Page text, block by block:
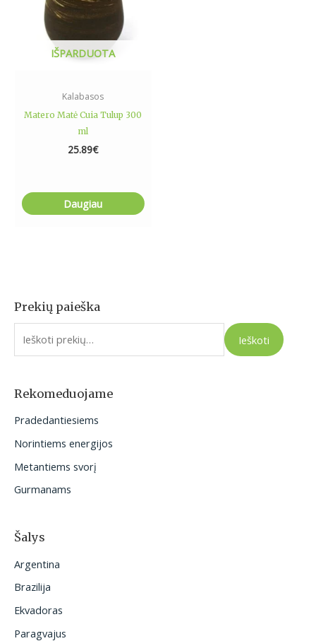
Prekių paieška
I
e
o
:
Ieškoti
Rekomeduojame
Pradedantiesiems
Norintiems energijos
Metantiems svorį
Gurmanams
Šalys
Argentina
Brazilija
Ekvadoras
Paragvajus
IŠPARDUOTA
Kalabasos
Matero Matė Cuia Tulup 300
ml
25.89€
Daugiau